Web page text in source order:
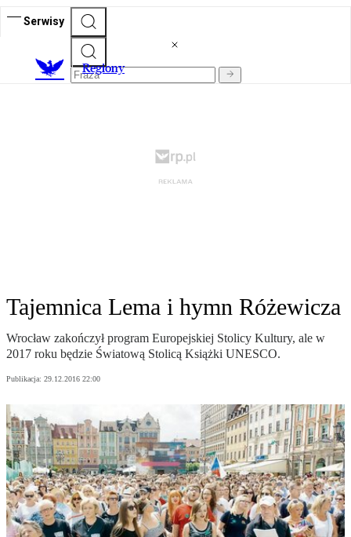
Serwisy
Regiony
Tajemnica Lema i hymn Różewicza
Wrocław zakończył program Europejskiej Stolicy Kultury, ale w
2017 roku będzie Światową Stolicą Książki UNESCO.
Publikacja: 29.12.2016 22:00